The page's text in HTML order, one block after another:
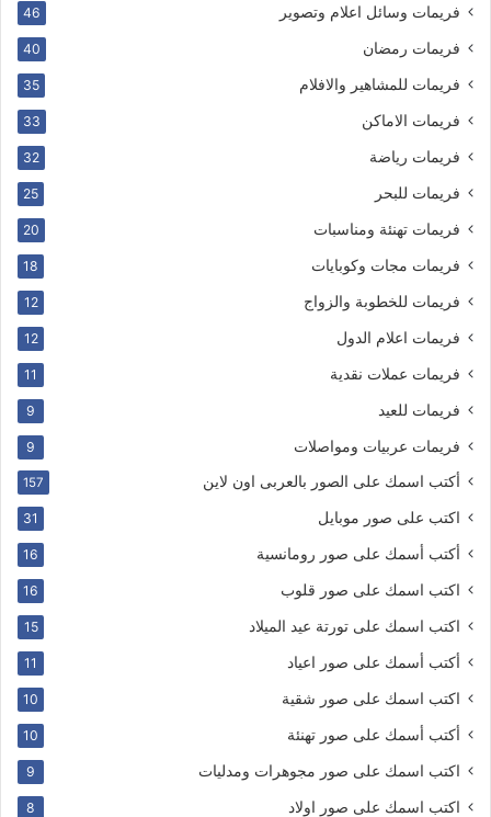
فريمات وسائل اعلام وتصوير 46
فريمات رمضان 40
فريمات للمشاهير والافلام 35
فريمات الاماكن 33
فريمات رياضة 32
فريمات للبحر 25
فريمات تهنئة ومناسبات 20
فريمات مجات وكوبايات 18
فريمات للخطوبة والزواج 12
فريمات اعلام الدول 12
فريمات عملات نقدية 11
فريمات للعيد 9
فريمات عربيات ومواصلات 9
أكتب اسمك على الصور بالعربى اون لاين 157
اكتب على صور موبايل 31
أكتب أسمك على صور رومانسية 16
اكتب اسمك على صور قلوب 16
اكتب اسمك على تورتة عيد الميلاد 15
أكتب أسمك على صور اعياد 11
اكتب اسمك على صور شقية 10
أكتب أسمك على صور تهنئة 10
اكتب اسمك على صور مجوهرات ومدليات 9
اكتب اسمك على صور اولاد 8